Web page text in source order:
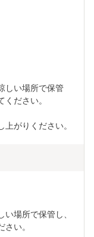
しい場所で保管
ださい。
上がりください。
場所で保管し、
い。